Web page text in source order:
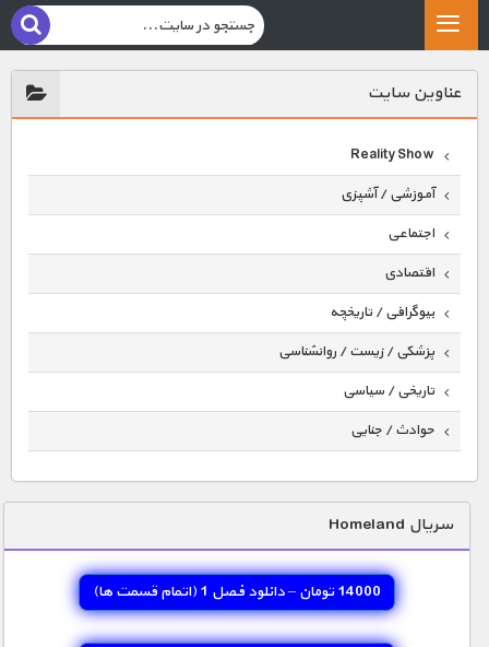
عناوين سايت
Reality Show
آموزشی / آشپزی
اجتماعی
اقتصادی
بیوگرافی / تاریخچه
پزشکی / زیست / روانشناسی
تاریخی / سیاسی
حوادث / جنایی
دنیای خوراکی ها
زمین شناسی / محیط زیست
سازه/ معماری/ مهندسی
سریال Homeland
14000 تومان – دانلود فصل 1 (اتمام قسمت ها)